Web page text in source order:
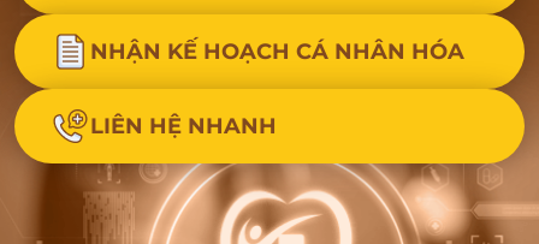
NHẬN KẾ HOẠCH CÁ NHÂN HÓA
LIÊN HỆ NHANH